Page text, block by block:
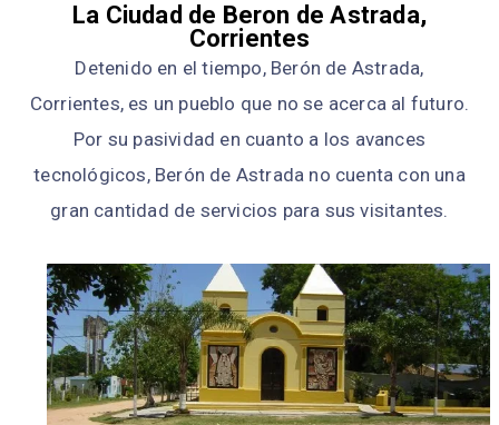
La Ciudad de Beron de Astrada,
Corrientes
Detenido en el tiempo, Berón de Astrada,
Corrientes, es un pueblo que no se acerca al futuro.
Por su pasividad en cuanto a los avances
tecnológicos, Berón de Astrada no cuenta con una
gran cantidad de servicios para sus visitantes.